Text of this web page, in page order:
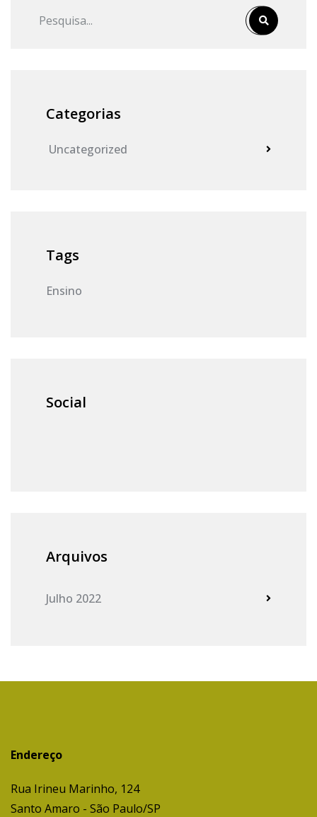
Categorias
Uncategorized
Tags
Ensino
Social
Arquivos
Julho 2022
Endereço
Rua Irineu Marinho, 124
Santo Amaro - São Paulo/SP